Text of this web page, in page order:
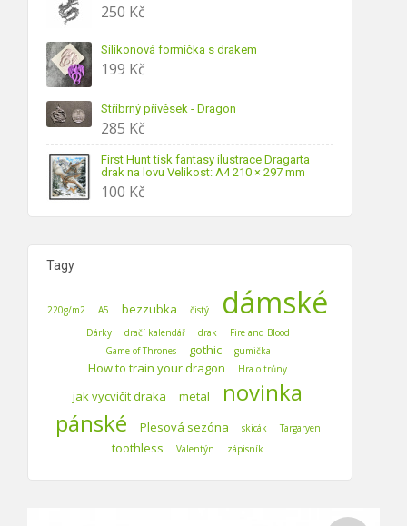
250 Kč
Silikonová formička s drakem
199 Kč
Stříbrný přívěsek - Dragon
285 Kč
First Hunt tisk fantasy ilustrace Dragarta
drak na lovu Velikost: A4 210 × 297 mm
100 Kč
Tagy
220g/m2 A5 bezzubka čistý dámské
Dárky dračí kalendář drak
Fire and Blood
Game of Thrones
gothic gumička
How to train your dragon Hra o trůny
jak vycvičit draka metal
novinka
pánské
Plesová sezóna skicák Targaryen
toothless Valentýn zápisník